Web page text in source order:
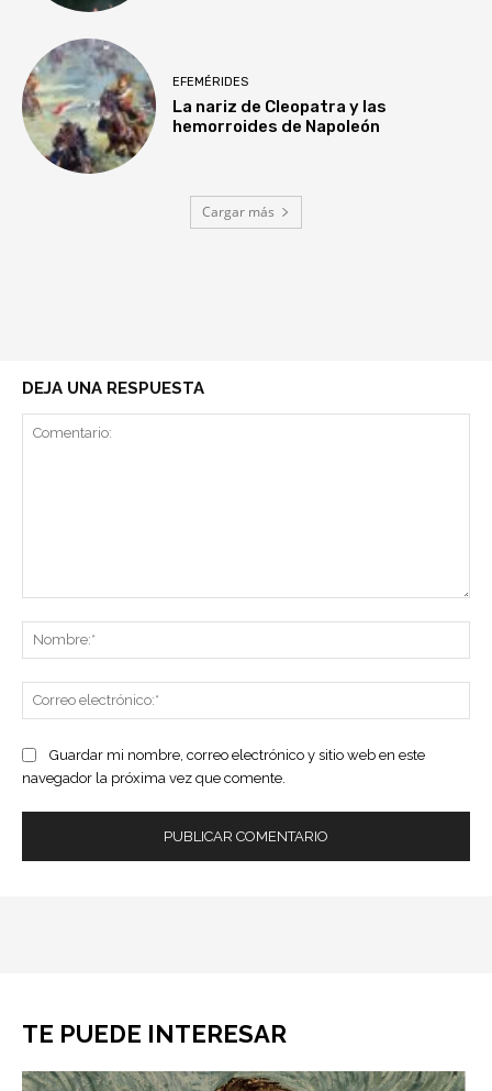
EFEMÉRIDES
La nariz de Cleopatra y las
hemorroides de Napoleón
Cargar más
DEJA UNA RESPUESTA
Guardar mi nombre, correo electrónico y sitio web en este
navegador la próxima vez que comente.
TE PUEDE INTERESAR